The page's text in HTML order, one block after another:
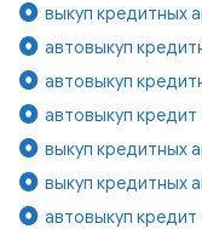
выкуп кредитных
автовыкуп
автовыкуп
автовыкуп
выкуп кредитных
выкуп кредитных
автовыкуп